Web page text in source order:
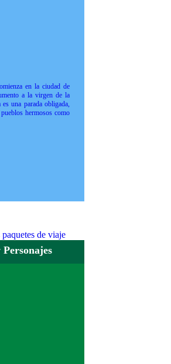
en la ciudad de
a la virgen de la
una parada obligada,
hermosos como
de viaje